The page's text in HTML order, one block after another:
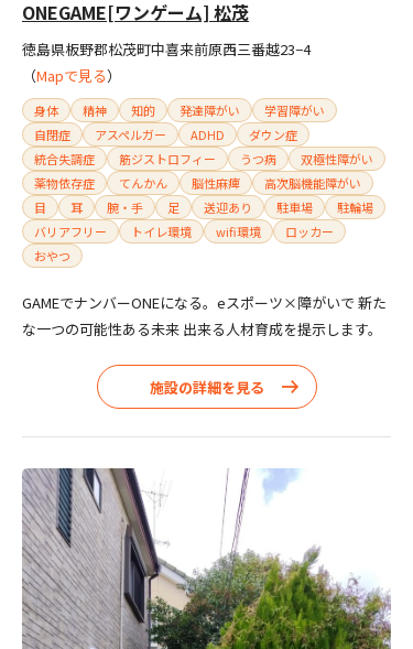
ONEGAME[ワンゲーム] 松茂
徳島県板野郡松茂町中喜来前原西三番越23−4
（Mapで見る）
身体 精神 知的 発達障がい
学習障がい
自閉症
アスペルガー ADHD
ダウン症
統合失調症
筋ジストロフィー うつ病
双極性障がい
薬物依存症
てんかん 脳性麻痺
高次脳機能障がい
目
耳 腕・手 足 送迎あり 駐車場
駐輪場
バリアフリー
トイレ環境 wifi環境
ロッカー
おやつ
GAMEでナンバーONEになる。eスポーツ×障がいで 新た
な一つの可能性ある未来 出来る人材育成を提示します。
施設の詳細を見る